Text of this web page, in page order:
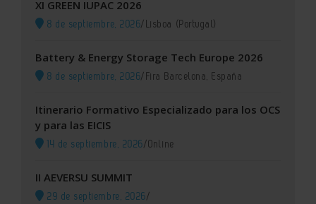
XI GREEN IUPAC 2026
8 de septiembre, 2026/Lisboa (Portugal)
Battery & Energy Storage Tech Europe 2026
8 de septiembre, 2026/Fira Barcelona, España
Itinerario Formativo Especializado para los OCS
y para las EICIS
14 de septiembre, 2026/Online
II AEVERSU SUMMIT
29 de septiembre, 2026/